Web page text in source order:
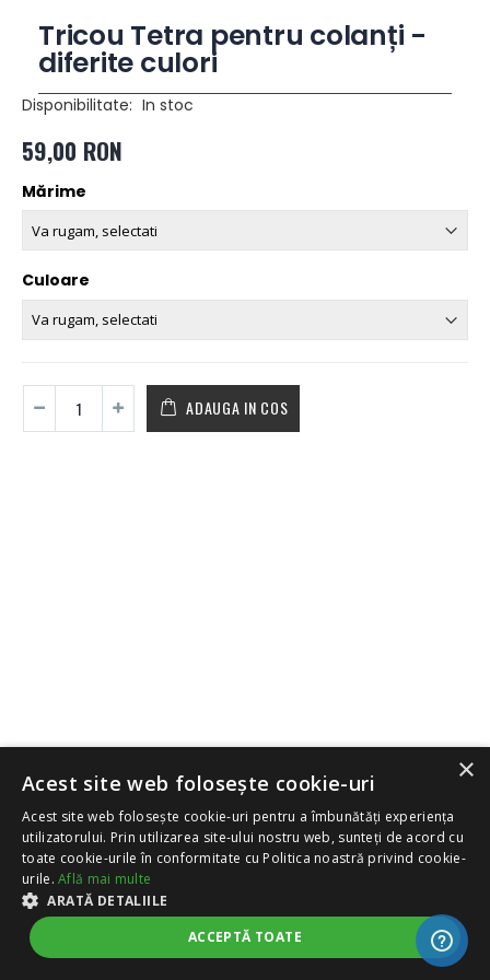
Tricou Tetra pentru colanți -
diferite culori
Disponibilitate: In stoc
59,00 RON
Mărime
Culoare
ADAUGA IN COS
×
Acest site web folosește cookie-uri
Acest site web folosește cookie-uri pentru a îmbunătăți experiența
utilizatorului. Prin utilizarea site-ului nostru web, sunteți de acord cu
toate cookie-urile în conformitate cu Politica noastră privind cookie-
urile.Află mai multe
ARATĂ DETALIILE
ACCEPTĂ TOATE